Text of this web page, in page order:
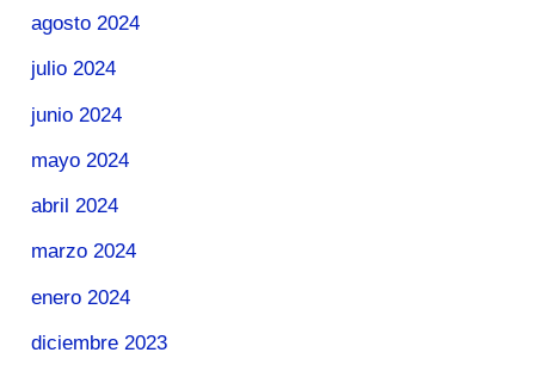
agosto 2024
julio 2024
junio 2024
mayo 2024
abril 2024
marzo 2024
enero 2024
diciembre 2023